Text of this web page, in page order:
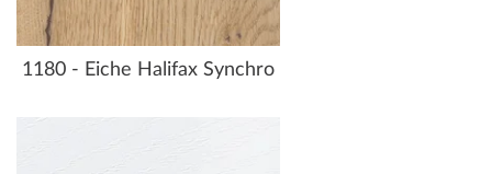
1180 - Eiche Halifax Synchro